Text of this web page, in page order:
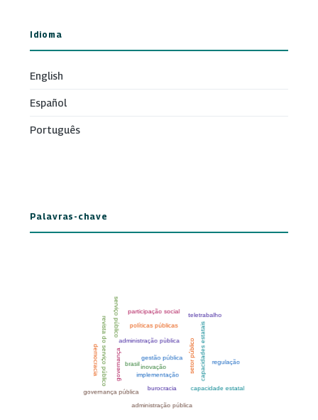
Idioma
English
Español
Português
Palavras-chave